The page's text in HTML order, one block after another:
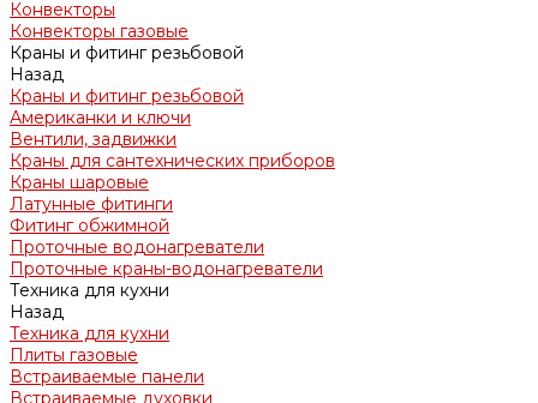
Конвекторы
Конвекторы газовые
Краны и фитинг резьбовой
Назад
Краны и фитинг резьбовой
Американки и ключи
Вентили, задвижки
Краны для сантехнических приборов
Краны шаровые
Латунные фитинги
Фитинг обжимной
Проточные водонагреватели
Проточные краны-водонагреватели
Техника для кухни
Назад
Техника для кухни
Плиты газовые
Встраиваемые панели
Встраиваемые духовки